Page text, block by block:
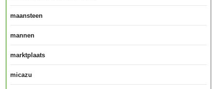
maansteen
mannen
marktplaats
micazu